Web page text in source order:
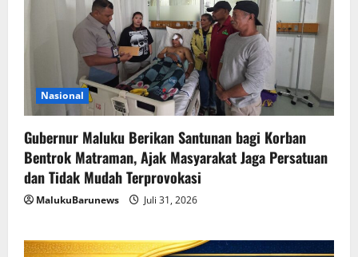
Nasional
Gubernur Maluku Berikan Santunan bagi Korban
Bentrok Matraman, Ajak Masyarakat Jaga Persatuan
dan Tidak Mudah Terprovokasi
MalukuBarunews Juli 31, 2026